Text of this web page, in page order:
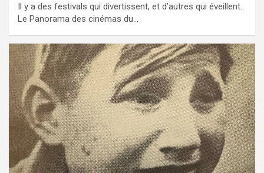
Il y a des festivals qui divertissent, et d’autres qui éveillent.
Le Panorama des cinémas du…